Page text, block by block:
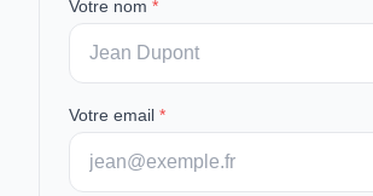
Votre nom *
Votre email *